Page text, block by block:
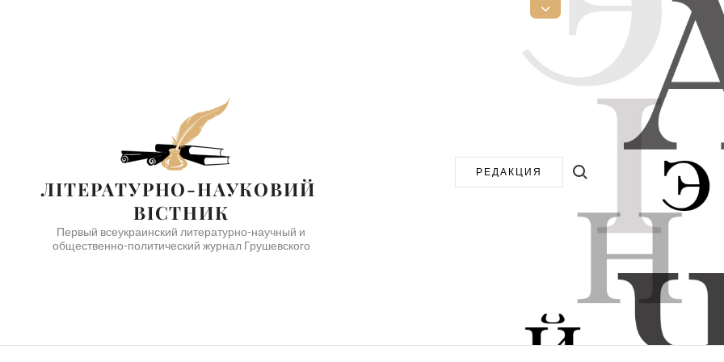
Открыть
верхнюю
боковую
ЛІТЕРАТУРНО-НАУКОВИЙ
ВІСТНИК
Первый всеукраинский литературно-научный и
общественно-политический журнал Грушевского
РЕДАКЦИЯ
Поиск: